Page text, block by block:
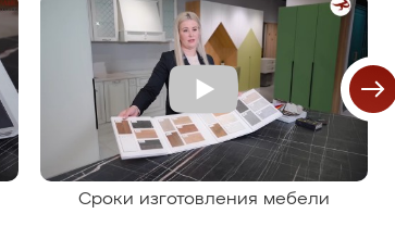
Сроки изготовления мебели